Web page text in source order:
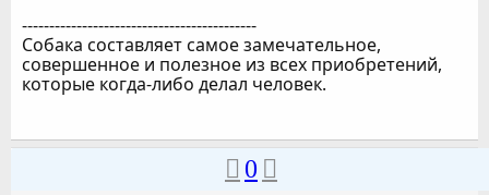
-------------------------------------------
Собака составляет самое замечательное,
совершенное и полезное из всех приобретений,
которые когда-либо делал человек.
0